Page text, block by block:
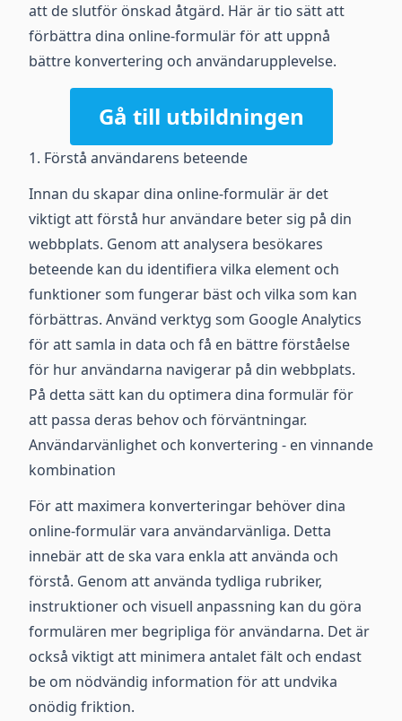
att de slutför önskad åtgärd. Här är tio sätt att
förbättra dina online-formulär för att uppnå
bättre konvertering och användarupplevelse.
Gå till utbildningen
1. Förstå användarens beteende
Innan du skapar dina online-formulär är det
viktigt att förstå hur användare beter sig på din
webbplats. Genom att analysera besökares
beteende kan du identifiera vilka element och
funktioner som fungerar bäst och vilka som kan
förbättras. Använd verktyg som Google Analytics
för att samla in data och få en bättre förståelse
för hur användarna navigerar på din webbplats.
På detta sätt kan du optimera dina formulär för
att passa deras behov och förväntningar.
Användarvänlighet och konvertering - en vinnande
kombination
För att maximera konverteringar behöver dina
online-formulär vara användarvänliga. Detta
innebär att de ska vara enkla att använda och
förstå. Genom att använda tydliga rubriker,
instruktioner och visuell anpassning kan du göra
formulären mer begripliga för användarna. Det är
också viktigt att minimera antalet fält och endast
be om nödvändig information för att undvika
onödig friktion.